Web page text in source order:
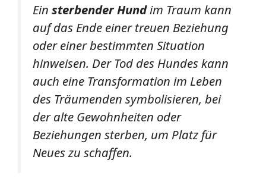
Ein sterbender Hundim Traum kann
auf das Ende einer treuen Beziehung
oder einer bestimmten Situation
hinweisen. Der Tod des Hundes kann
auch eine Transformation im Leben
des Träumenden symbolisieren, bei
der alte Gewohnheiten oder
Beziehungen sterben, um Platz für
Neues zu schaffen.